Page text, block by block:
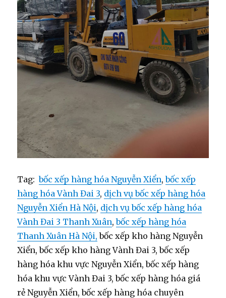
Tag:bốc xếp hàng hóa Nguyễn Xiển,bốc xếp
hàng hóa Vành Đai 3, dịch vụ bốc xếp hàng hóa
Nguyễn Xiển Hà Nội, dịch vụ bốc xếp hàng hóa
Vành Đai 3 Thanh Xuân,bốc xếp hàng hóa
Thanh Xuân Hà Nội, bốc xếp kho hàng Nguyễn
Xiển, bốc xếp kho hàng Vành Đai 3, bốc xếp
hàng hóa khu vực Nguyễn Xiển, bốc xếp hàng
hóa khu vực Vành Đai 3, bốc xếp hàng hóa giá
rẻ Nguyễn Xiển, bốc xếp hàng hóa chuyên